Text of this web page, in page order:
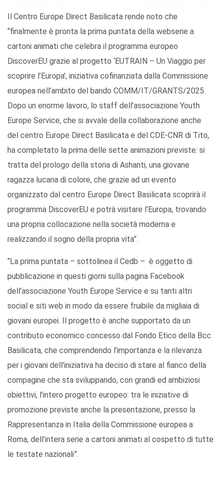
Il Centro Europe Direct Basilicata rende noto che
“finalmente è pronta la prima puntata della webserie a
cartoni animati che celebra il programma europeo
DiscoverEU grazie al progetto ‘EUTRAIN – Un Viaggio per
scoprire l’Europa’, iniziativa cofinanziata dalla Commissione
europea nell’ambito del bando COMM/IT/GRANTS/2025.
Dopo un enorme lavoro, lo staff dell’associazione Youth
Europe Service, che si avvale della collaborazione anche
del centro Europe Direct Basilicata e del CDE-CNR di Tito,
ha completato la prima delle sette animazioni previste: si
tratta del prologo della storia di Ashanti, una giovane
ragazza lucana di colore, che grazie ad un evento
organizzato dal centro Europe Direct Basilicata scoprirà il
programma DiscoverEU e potrà visitare l’Europa, trovando
una propria collocazione nella società moderna e
realizzando il sogno della propria vita”.
“La prima puntata – sottolinea il Cedb – è oggetto di
pubblicazione in questi giorni sulla pagina Facebook
dell’associazione Youth Europe Service e su tanti altri
social e siti web in modo da essere fruibile da migliaia di
giovani europei. Il progetto è anche supportato da un
contributo economico concesso dal Fondo Etico della Bcc
Basilicata, che comprendendo l’importanza e la rilevanza
per i giovani dell’iniziativa ha deciso di stare al fianco della
compagine che sta sviluppando, con grandi ed ambiziosi
obiettivi, l’intero progetto europeo: tra le iniziative di
promozione previste anche la presentazione, presso la
Rappresentanza in Italia della Commissione europea a
Roma, dell’intera serie a cartoni animati al cospetto di tutte
le testate nazionali”.